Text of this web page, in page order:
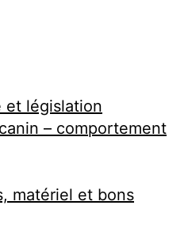
et législation
– comportement
matériel et bons